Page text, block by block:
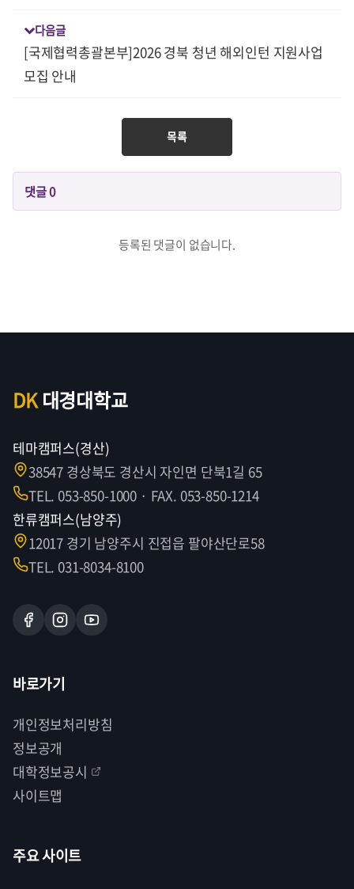
다음글
[국제협력총괄본부]2026 경북 청년 해외인턴 지원사업
모집 안내
목록
댓글0
등록된 댓글이 없습니다.
DK대경대학교
테마캠퍼스(경산)
38547 경상북도 경산시 자인면 단북1길 65
TEL. 053-850-1000 · FAX. 053-850-1214
한류캠퍼스(남양주)
12017 경기 남양주시 진접읍 팔야산단로58
TEL. 031-8034-8100
바로가기
개인정보처리방침
정보공개
대학정보공시
사이트맵
주요 사이트